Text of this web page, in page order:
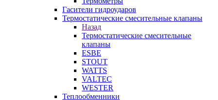
Гасители гидроударов
Термостатические смесительные клапаны
Назад
Термостатические смесительные
клапаны
ESBE
STOUT
WATTS
VALTEC
WESTER
Теплообменники